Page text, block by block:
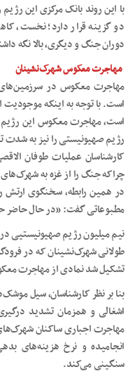
با این روند بانک مرکزی این
دو گزینه قرار دارد؛ نخست،
دوران جنگ و دیگری، بالا نگه
مهاجرت معکوس شهرک‌نشینان
مهاجرت معکوس در
است. با توجه به اینکه
است، مهاجرت معکوس این
رژیم صهیونیستی را نیز به
کارشناسان عملیات طوفان
چراکه جنگ را از غزه به
مطبوعاتی گفت: «در حال حاضر
نیم میلیون رژیم
طولانی شهرک‌نشینان که در
تشکیل شد نمادی از مهاجرت
بنا بر نظر کارشناسان، سیل
اشغالی و همزمان تشدید
مهاجرت اجباری ساکنان
انجامیده و نرخ هزینه‌های
سنگینی می‌کند.